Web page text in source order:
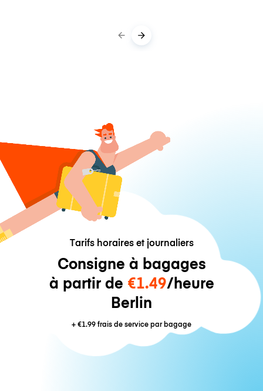
Tarifs horaires et journaliers
Consigne à bagages
à partir de €1.49/heure
Berlin
+€1.99frais de service par bagage